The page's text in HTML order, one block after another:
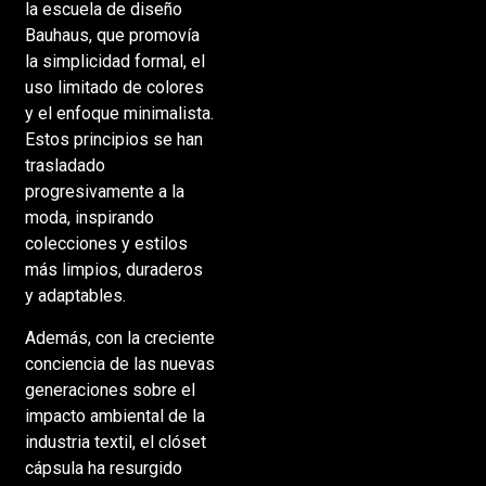
la escuela de diseño
Bauhaus, que promovía
la simplicidad formal, el
uso limitado de colores
y el enfoque minimalista.
Estos principios se han
trasladado
progresivamente a la
moda, inspirando
colecciones y estilos
más limpios, duraderos
y adaptables.
Además, con la creciente
conciencia de las nuevas
generaciones sobre el
impacto ambiental de la
industria textil, el clóset
cápsula ha resurgido